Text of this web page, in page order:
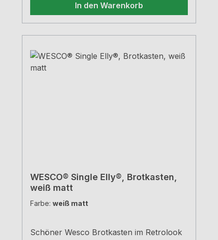
In den Warenkorb
WESCO® Single Elly®, Brotkasten,
weiß matt
Farbe: weiß matt
Schöner Wesco Brotkasten im Retrolook